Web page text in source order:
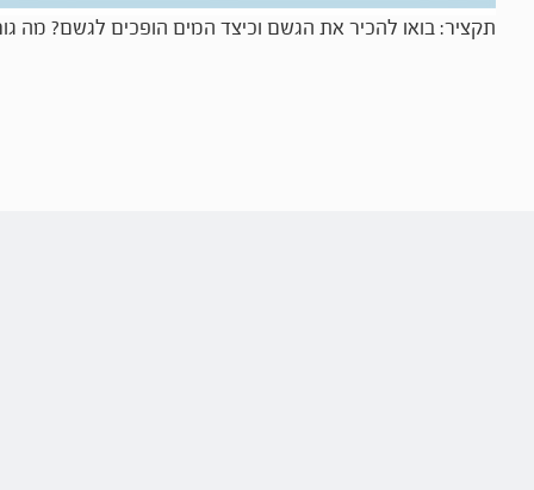
תקציר: בואו להכיר את הגשם וכיצד המים הופכים לגשם? מה